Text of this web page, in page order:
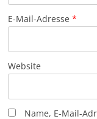
E-Mail-Adresse *
Website
Name, E-Mail-